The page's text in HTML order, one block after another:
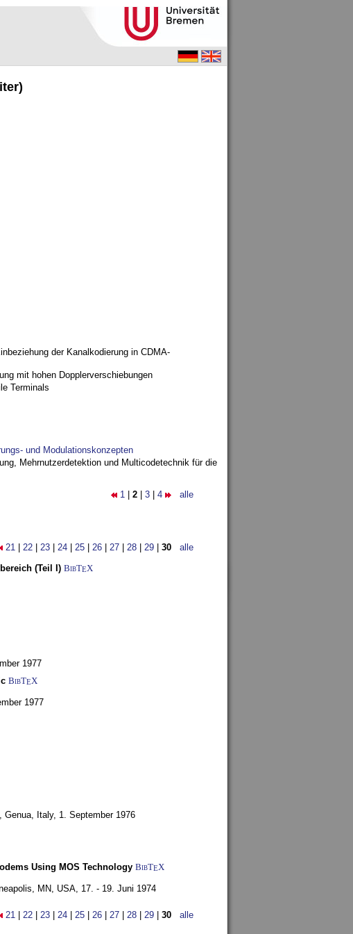
der Kanalkodierung in CDMA-
mit hohen Dopplerverschiebungen
Terminals
und Modulationskonzepten
Mehrnutzerdetektion und Multicodetechnik für die
1 2 3 4 alle
21 22 23 24 25 26 27 28 29 30 alle
(Teil I) BibTEX
1977
BibTEX
1977
Genua, Italy, 1. September 1976
Using MOS Technology BibTEX
MN, USA, 17. - 19. Juni 1974
21 22 23 24 25 26 27 28 29 30 alle